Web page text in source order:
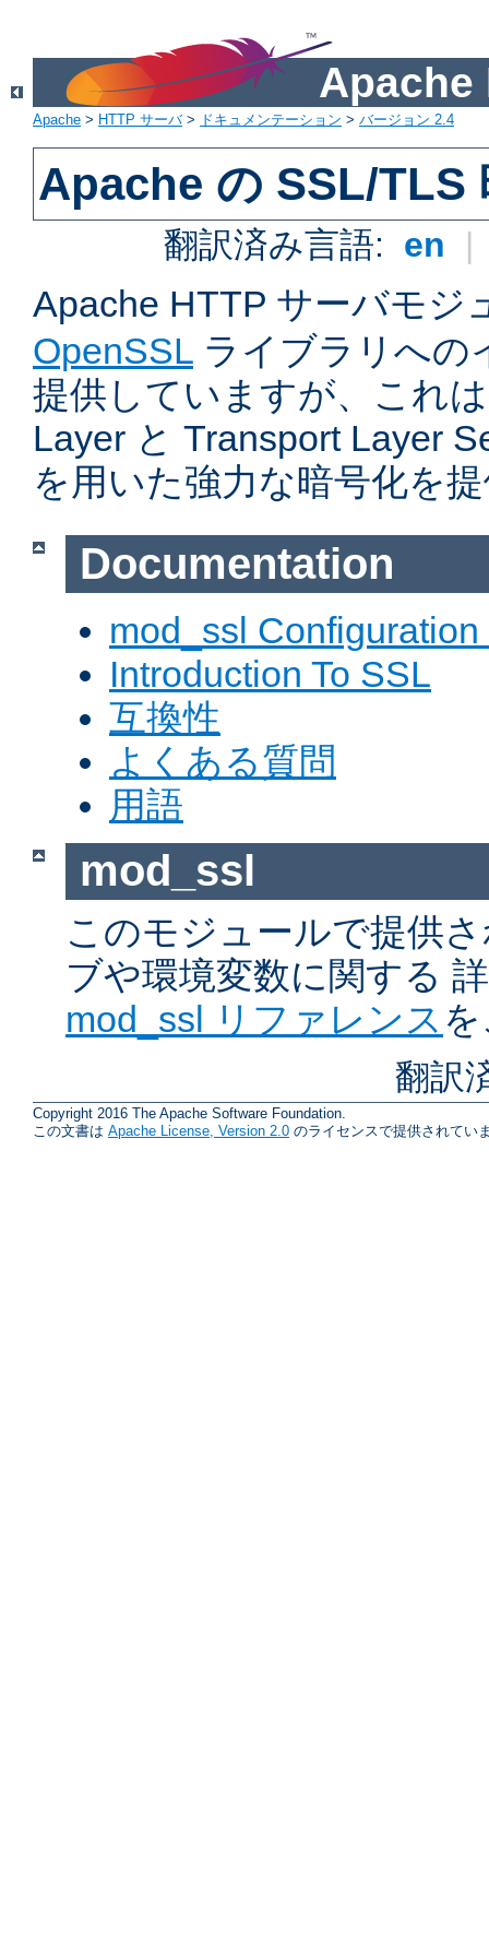
Apache
Apache > HTTP サーバ> ドキュメンテーション > バージョン 2.4
Apache の SSL/TLS
翻訳済み言語: en |
Apache HTTP サーバモジ
OpenSSL ライブラリへの
提供していますが、これ
Layer と Transport Layer
を用いた強力な暗号化を
Documentation
mod_ssl Configuration
Introduction To SSL
互換性
よくある質問
用語
mod_ssl
このモジュールで提供
ブや環境変数に関する
mod_ssl リファレンス
翻訳
Copyright 2016 The Apache Software Foundation.
この文書は Apache License, Version 2.0 のライセンスで提供されてい